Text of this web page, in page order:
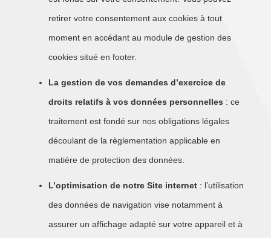
retirer votre consentement aux cookies à tout
moment en accédant au module de gestion des
cookies situé en footer.
La gestion de vos demandes d’exercice de
droits relatifs à vos données personnelles : ce
traitement est fondé sur nos obligations légales
découlant de la règlementation applicable en
matière de protection des données.
L’optimisation de notre Site internet : l’utilisation
des données de navigation vise notamment à
assurer un affichage adapté sur votre appareil et à